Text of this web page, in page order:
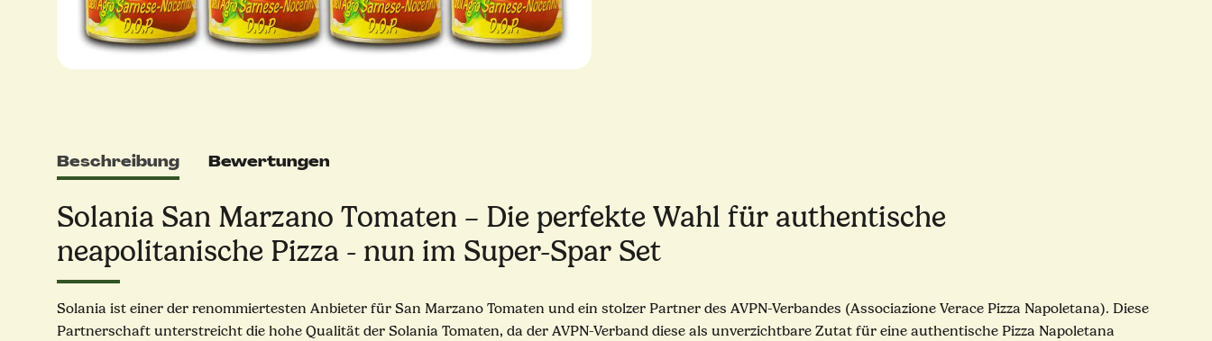
Beschreibung Bewertungen
Solania San Marzano Tomaten – Die perfekte Wahl für authentische
neapolitanische Pizza - nun im Super-Spar Set
Solania ist einer der renommiertesten Anbieter für San Marzano Tomaten und ein stolzer Partner des AVPN-Verbandes (Associazione Verace Pizza Napoletana). Diese
Partnerschaft unterstreicht die hohe Qualität der Solania Tomaten, da der AVPN-Verband diese als unverzichtbare Zutat für eine authentische Pizza Napoletana